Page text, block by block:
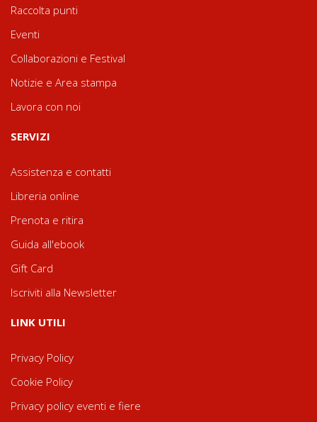
Raccolta punti
Eventi
Collaborazioni e Festival
Notizie e Area stampa
Lavora con noi
SERVIZI
Assistenza e contatti
Libreria online
Prenota e ritira
Guida all'ebook
Gift Card
Iscriviti alla Newsletter
LINK UTILI
Privacy Policy
Cookie Policy
Privacy policy eventi e fiere